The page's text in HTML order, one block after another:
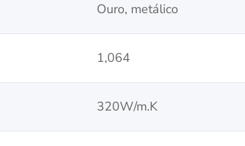
Ouro, metálico
1,064
320W/m.K